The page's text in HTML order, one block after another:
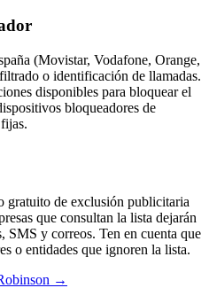
(Movistar, Vodafone, Orange,
o identificación de llamadas.
disponibles para bloquear el
bloqueadores de
gratuito de exclusión publicitaria
que consultan la lista dejarán
SMS y correos. Ten en cuenta que
o entidades que ignoren la lista.
→